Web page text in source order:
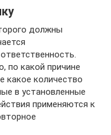
должны
по какой причине
какое количество
в установленные
применяются к